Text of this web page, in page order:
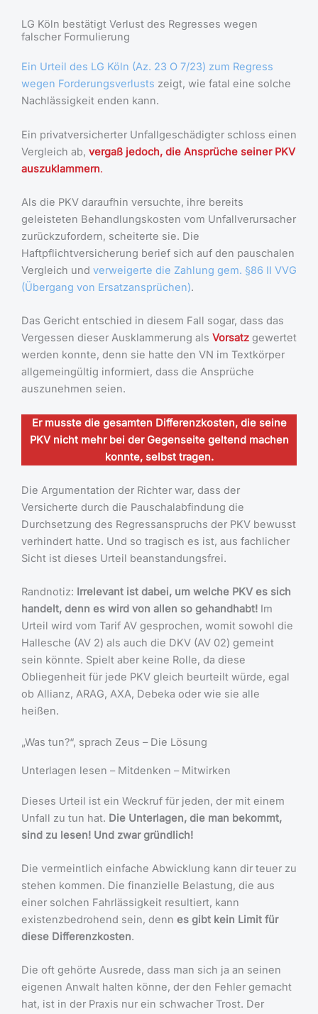
LG Köln bestätigt Verlust des Regresses wegen
falscher Formulierung
Ein Urteil des LG Köln (Az. 23 O 7/23) zum Regress
wegen Forderungsverlusts zeigt, wie fatal eine solche
Nachlässigkeit enden kann.
Ein privatversicherter Unfallgeschädigter schloss einen
Vergleich ab, vergaß jedoch, die Ansprüche seiner PKV
auszuklammern.
Als die PKV daraufhin versuchte, ihre bereits
geleisteten Behandlungskosten vom Unfallverursacher
zurückzufordern, scheiterte sie. Die
Haftpflichtversicherung berief sich auf den pauschalen
Vergleich und verweigerte die Zahlung gem. §86 II VVG
(Übergang von Ersatzansprüchen).
Das Gericht entschied in diesem Fall sogar, dass das
Vergessen dieser Ausklammerung als Vorsatz gewertet
werden konnte, denn sie hatte den VN im Textkörper
allgemeingültig informiert, dass die Ansprüche
auszunehmen seien.
Er musste die gesamten Differenzkosten, die seine
PKV nicht mehr bei der Gegenseite geltend machen
konnte, selbst tragen.
Die Argumentation der Richter war, dass der
Versicherte durch die Pauschalabfindung die
Durchsetzung des Regressanspruchs der PKV bewusst
verhindert hatte. Und so tragisch es ist, aus fachlicher
Sicht ist dieses Urteil beanstandungsfrei.
Randnotiz: Irrelevant ist dabei, um welche PKV es sich
handelt, denn es wird von allen so gehandhabt! Im
Urteil wird vom Tarif AV gesprochen, womit sowohl die
Hallesche (AV 2) als auch die DKV (AV 02) gemeint
sein könnte. Spielt aber keine Rolle, da diese
Obliegenheit für jede PKV gleich beurteilt würde, egal
ob Allianz, ARAG, AXA, Debeka oder wie sie alle
heißen.
„Was tun?“, sprach Zeus – Die Lösung
Unterlagen lesen – Mitdenken – Mitwirken
Dieses Urteil ist ein Weckruf für jeden, der mit einem
Unfall zu tun hat. Die Unterlagen, die man bekommt,
sind zu lesen! Und zwar gründlich!
Die vermeintlich einfache Abwicklung kann dir teuer zu
stehen kommen. Die finanzielle Belastung, die aus
einer solchen Fahrlässigkeit resultiert, kann
existenzbedrohend sein, denn es gibt kein Limit für
diese Differenzkosten.
Die oft gehörte Ausrede, dass man sich ja an seinen
eigenen Anwalt halten könne, der den Fehler gemacht
hat, ist in der Praxis nur ein schwacher Trost. Der